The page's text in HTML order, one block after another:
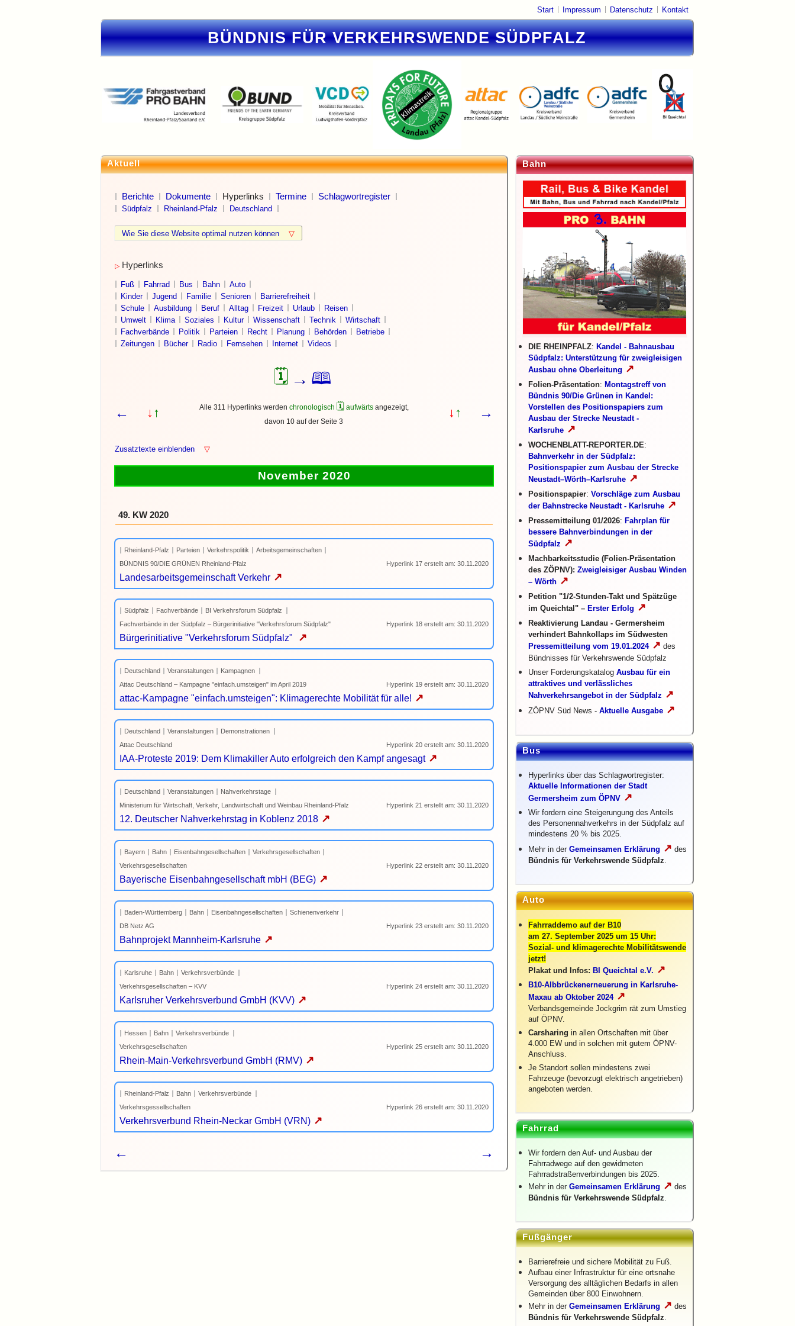
Start Impressum Datenschutz Kontakt
BÜNDNIS FÜR VERKEHRSWENDE SÜDPFALZ
Aktuell
Berichte Dokumente Hyperlinks Termine Schlagwortregister
Südpfalz Rheinland-Pfalz Deutschland
Wie Sie diese Website optimal nutzen können ▽
▷ Hyperlinks
Fuß Fahrrad Bus Bahn
Auto
Kinder
Jugend Familie Senioren
Barrierefreiheit
Schule
Ausbildung Beruf Alltag Freizeit Urlaub
Reisen
Umwelt
Klima Soziales Kultur Wissenschaft Technik
Wirtschaft
Fachverbände
Politik Parteien Recht Planung Behörden
Betriebe
Zeitungen
Bücher Radio Fernsehen Internet Videos
🗓 → 🕮
← ↓ ↑ Alle 311 Hyperlinks werden chronologisch 🗓 aufwärtsangezeigt,
davon 10 auf der Seite 3
↓ ↑ →
Zusatztexte einblenden ▽
November 2020
49. KW 2020
Rheinland-Pfalz Parteien Verkehrspolitik
Arbeitsgemeinschaften
BÜNDNIS 90/DIE GRÜNEN Rheinland-Pfalz
Hyperlink 17 erstellt am: 30.11.2020
Landesarbeitsgemeinschaft Verkehr ↗
Südpfalz Fachverbände
BI Verkehrsforum Südpfalz
Fachverbände in der Südpfalz – Bürgerinitiative "Verkehrsforum Südpfalz"
Hyperlink 18 erstellt am: 30.11.2020
Bürgerinitiative "Verkehrsforum Südpfalz" ↗
Deutschland Veranstaltungen
Kampagnen
Attac Deutschland – Kampagne "einfach.umsteigen" im April 2019
Hyperlink 19 erstellt am: 30.11.2020
attac-Kampagne "einfach.umsteigen": Klimagerechte Mobilität für alle! ↗
Deutschland Veranstaltungen
Demonstrationen
Attac Deutschland
Hyperlink 20 erstellt am: 30.11.2020
IAA-Proteste 2019: Dem Klimakiller Auto erfolgreich den Kampf angesagt↗
Deutschland Veranstaltungen
Nahverkehrstage
Ministerium für Wirtschaft, Verkehr, Landwirtschaft und Weinbau Rheinland-Pfalz
Hyperlink 21 erstellt am: 30.11.2020
12. Deutscher Nahverkehrstag in Koblenz 2018 ↗
Bayern Bahn Eisenbahngesellschaften
Verkehrsgesellschaften
Verkehrsgesellschaften
Hyperlink 22 erstellt am: 30.11.2020
Bayerische Eisenbahngesellschaft mbH (BEG) ↗
Baden-Württemberg Bahn Eisenbahngesellschaften
Schienenverkehr
DB Netz AG
Hyperlink 23 erstellt am: 30.11.2020
Bahnprojekt Mannheim-Karlsruhe ↗
Karlsruhe Bahn
Verkehrsverbünde
Verkehrsgesellschaften – KVV
Hyperlink 24 erstellt am: 30.11.2020
Karlsruher Verkehrsverbund GmbH (KVV) ↗
Hessen Bahn
Verkehrsverbünde
Verkehrsgesellschaften
Hyperlink 25 erstellt am: 30.11.2020
Rhein-Main-Verkehrsverbund GmbH (RMV) ↗
Rheinland-Pfalz Bahn
Verkehrsverbünde
Verkehrsgessellschaften
Hyperlink 26 erstellt am: 30.11.2020
Verkehrsverbund Rhein-Neckar GmbH (VRN) ↗
← →
Bahn
DIE RHEINPFALZ: Kandel - Bahnausbau
Südpfalz: Unterstützung für zweigleisigen
Ausbau ohne Oberleitung ↗
Folien-Präsentation: Montagstreff von
Bündnis 90/Die Grünen in Kandel:
Vorstellen des Positionspapiers zum
Ausbau der Strecke Neustadt -
Karlsruhe ↗
WOCHENBLATT-REPORTER.DE:
Bahnverkehr in der Südpfalz:
Positionspapier zum Ausbau der Strecke
Neustadt–Wörth–Karlsruhe ↗
Positionspapier: Vorschläge zum Ausbau
der Bahnstrecke Neustadt - Karlsruhe ↗
Pressemitteilung 01/2026: Fahrplan für
bessere Bahnverbindungen in der
Südpfalz ↗
Machbarkeitsstudie (Folien-Präsentation
des ZÖPNV): Zweigleisiger Ausbau Winden
– Wörth ↗
Petition "1/2-Stunden-Takt und Spätzüge
im Queichtal" – Erster Erfolg ↗
Reaktivierung Landau - Germersheim
verhindert Bahnkollaps im Südwesten
Pressemitteilung vom 19.01.2024↗ des
Bündnisses für Verkehrswende Südpfalz
Unser Forderungskatalog Ausbau für ein
attraktives und verlässliches
Nahverkehrsangebot in der Südpfalz ↗
ZÖPNV Süd News - Aktuelle Ausgabe ↗
Bus
Hyperlinks über das Schlagwortregister:
Aktuelle Informationen der Stadt
Germersheim zum ÖPNV ↗
Wir fordern eine Steigerungung des Anteils
des Personennahverkehrs in der Südpfalz auf
mindestens 20 % bis 2025.
Mehr in der Gemeinsamen Erklärung ↗ des
Bündnis für Verkehrswende Südpfalz.
Auto
Fahrraddemo auf der B10
am 27. September 2025 um 15 Uhr:
Sozial- und klimagerechte Mobilitätswende
jetzt!
Plakat und Infos: BI Queichtal e.V. ↗
B10-Albbrückenerneuerung in Karlsruhe-
Maxau ab Oktober 2024↗
Verbandsgemeinde Jockgrim rät zum Umstieg
auf ÖPNV.
Carsharing in allen Ortschaften mit über
4.000 EW und in solchen mit gutem ÖPNV-
Anschluss.
Je Standort sollen mindestens zwei
Fahrzeuge (bevorzugt elektrisch angetrieben)
angeboten werden.
Fahrrad
Wir fordern den Auf- und Ausbau der
Fahrradwege auf den gewidmeten
Fahrradstraßenverbindungen bis 2025.
Mehr in der Gemeinsamen Erklärung ↗ des
Bündnis für Verkehrswende Südpfalz.
Fußgänger
Barrierefreie und sichere Mobilität zu Fuß.
Aufbau einer Infrastruktur für eine ortsnahe
Versorgung des alltäglichen Bedarfs in allen
Gemeinden über 800 Einwohnern.
Mehr in der Gemeinsamen Erklärung ↗ des
Bündnis für Verkehrswende Südpfalz.